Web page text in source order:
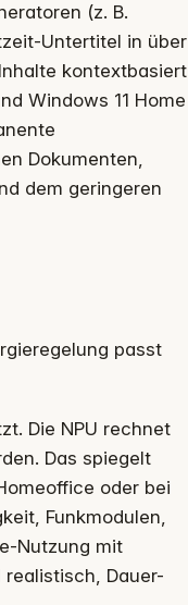
(z. B.
Untertitel in über
kontextbasiert
Windows 11 Home
Dokumenten,
dem geringeren
passt
Die NPU rechnet
Das spiegelt
oder bei
Funkmodulen,
Nutzung mit
Dauer-